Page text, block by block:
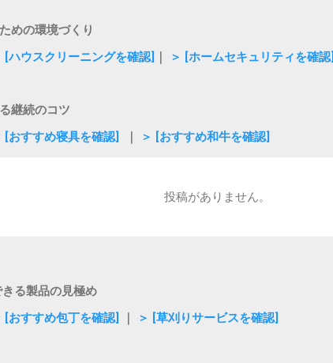
めの環境づくり
[ハウスクリーニングを確認] ＞ [ホームセキュリティを確認]
継続のコツ
[おすすめ寝具を確認] ＞ [おすすめ和牛を確認]
投稿がありません。
る製品の見極め
[おすすめ包丁を確認] ＞ [草刈りサービスを確認]